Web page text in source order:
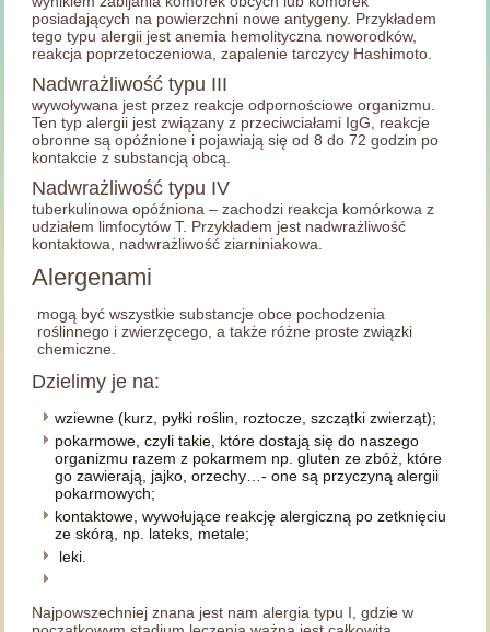
posiadających na powierzchni nowe antygeny. Przykładem
tego typu alergii jest anemia hemolityczna noworodków,
reakcja poprzetoczeniowa, zapalenie tarczycy Hashimoto.
Nadwrażliwość typu III
wywoływana jest przez reakcje odpornościowe organizmu.
Ten typ alergii jest związany z przeciwciałami IgG, reakcje
obronne są opóźnione i pojawiają się od 8 do 72 godzin po
kontakcie z substancją obcą.
Nadwrażliwość typu IV
tuberkulinowa opóźniona – zachodzi reakcja komórkowa z
udziałem limfocytów T. Przykładem jest nadwrażliwość
kontaktowa, nadwrażliwość ziarniniakowa.
Alergenami
mogą być wszystkie substancje obce pochodzenia
roślinnego i zwierzęcego, a także różne proste związki
chemiczne.
Dzielimy je na:
wziewne (kurz, pyłki roślin, roztocze, szczątki zwierząt);
pokarmowe, czyli takie, które dostają się do naszego
organizmu razem z pokarmem np. gluten ze zbóż, które
go zawierają, jajko, orzechy…- one są przyczyną alergii
pokarmowych;
kontaktowe, wywołujące reakcję alergiczną po zetknięciu
ze skórą, np. lateks, metale;
leki.
Najpowszechniej znana jest nam alergia typu I, gdzie w